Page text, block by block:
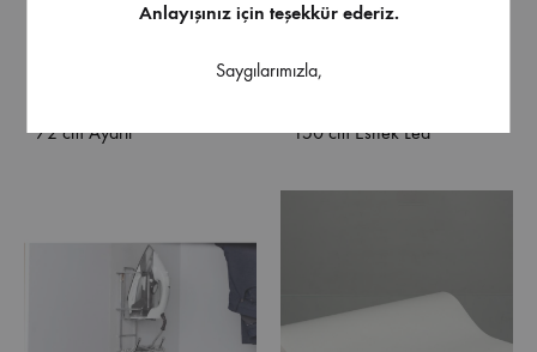
72 cm Ayarlı
Makro Flex Led 1500mm
150 cm Esnek Led
Anlayışınız için teşekkür ederiz.
Saygılarımızla,